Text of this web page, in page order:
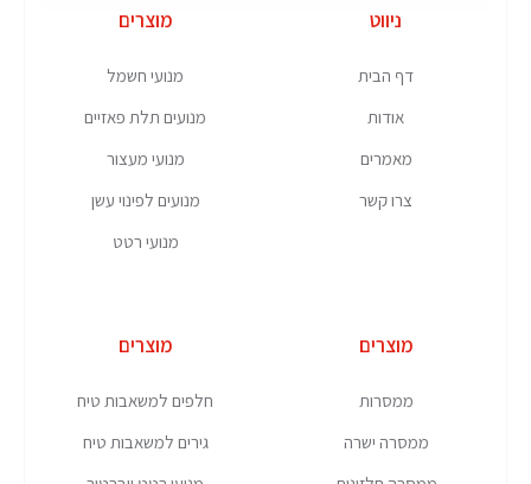
ניווט
דף הבית
אודות
מאמרים
צרו קשר
מוצרים
מנועי חשמל
מנועים תלת פאזיים
מנועי מעצור
מנועים לפינוי עשן
מנועי רטט
מוצרים
ממסרות
ממסרה ישרה
מוצרים
חלפים למשאבות טיח
גירים למשאבות טיח